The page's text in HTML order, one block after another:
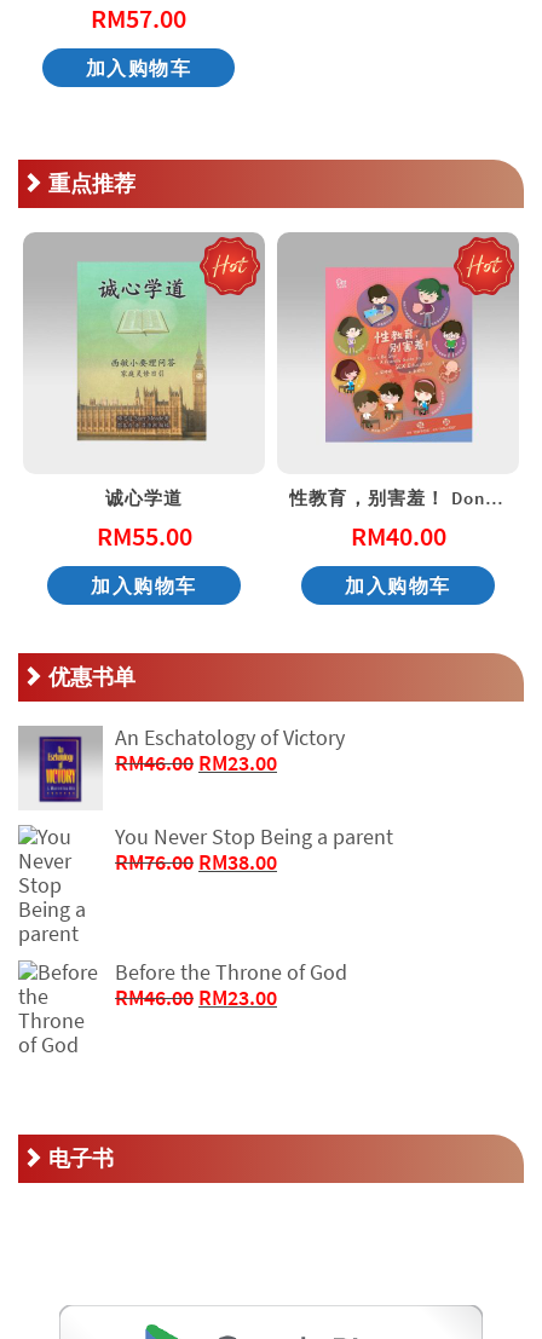
RM57.00
加入购物车
重点推荐
诚心学道
RM55.00
加入购物车
性教育，别害羞！ Don’t Be Shy: A Friendly Guide to Sex Education
RM40.00
加入购物车
优惠书单
An Eschatology of Victory
RM46.00 原
RM46.00。
RM23.00当
格
为：
You Never Stop Being a parent
RM76.00 原
RM38.00当
为：
RM38.00。
Before the Throne of God
RM46.00 原
RM23.00当
RM23.00。
电子书